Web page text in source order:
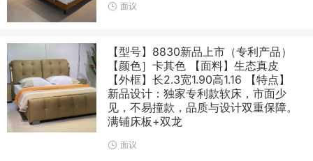
面议
【型号】8830新品上市（专利产品）
【颜色］卡其色 【面料】生态真皮
【外框】长2.3宽1.90高1.16 【特点】
新品设计：独家专利款软床，市面少
见，不易撞款，品质与设计双重保障。
满铺床板+双龙
面议